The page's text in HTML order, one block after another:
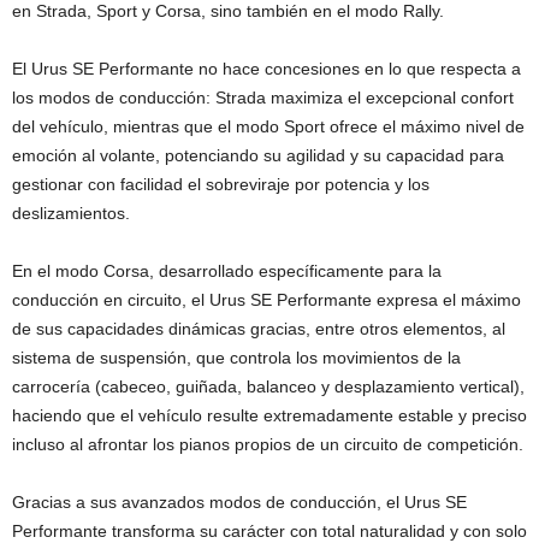
en Strada, Sport y Corsa, sino también en el modo Rally.
El Urus SE Performante no hace concesiones en lo que respecta a
los modos de conducción: Strada maximiza el excepcional confort
del vehículo, mientras que el modo Sport ofrece el máximo nivel de
emoción al volante, potenciando su agilidad y su capacidad para
gestionar con facilidad el sobreviraje por potencia y los
deslizamientos.
En el modo Corsa, desarrollado específicamente para la
conducción en circuito, el Urus SE Performante expresa el máximo
de sus capacidades dinámicas gracias, entre otros elementos, al
sistema de suspensión, que controla los movimientos de la
carrocería (cabeceo, guiñada, balanceo y desplazamiento vertical),
haciendo que el vehículo resulte extremadamente estable y preciso
incluso al afrontar los pianos propios de un circuito de competición.
Gracias a sus avanzados modos de conducción, el Urus SE
Performante transforma su carácter con total naturalidad y con solo